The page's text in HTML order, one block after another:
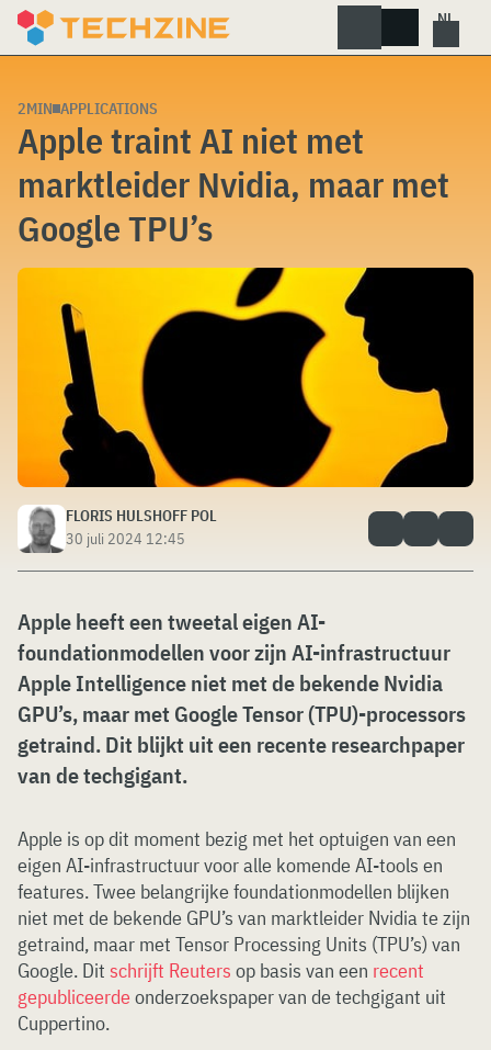
Skip
2MIN APPLICATIONS
Apple traint AI niet met
marktleider Nvidia, maar met
Google TPU’s
FLORIS HULSHOFF POL
30 juli 2024 12:45
Apple heeft een tweetal eigen AI-
foundationmodellen voor zijn AI-infrastructuur
Apple Intelligence niet met de bekende Nvidia
GPU’s, maar met Google Tensor (TPU)-processors
getraind. Dit blijkt uit een recente researchpaper
van de techgigant.
Apple is op dit moment bezig met het optuigen van een
eigen AI-infrastructuur voor alle komende AI-tools en
features. Twee belangrijke foundationmodellen blijken
niet met de bekende GPU’s van marktleider Nvidia te zijn
getraind, maar met Tensor Processing Units (TPU’s) van
Google. Dit schrijft Reuters op basis van een recent
gepubliceerdeonderzoekspaper van de techgigant uit
Cuppertino.